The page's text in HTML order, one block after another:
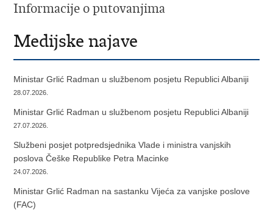
Informacije o putovanjima
Medijske najave
Ministar Grlić Radman u službenom posjetu Republici Albaniji
28.07.2026.
Ministar Grlić Radman u službenom posjetu Republici Albaniji
27.07.2026.
Službeni posjet potpredsjednika Vlade i ministra vanjskih
poslova Češke Republike Petra Macinke
24.07.2026.
Ministar Grlić Radman na sastanku Vijeća za vanjske poslove
(FAC)